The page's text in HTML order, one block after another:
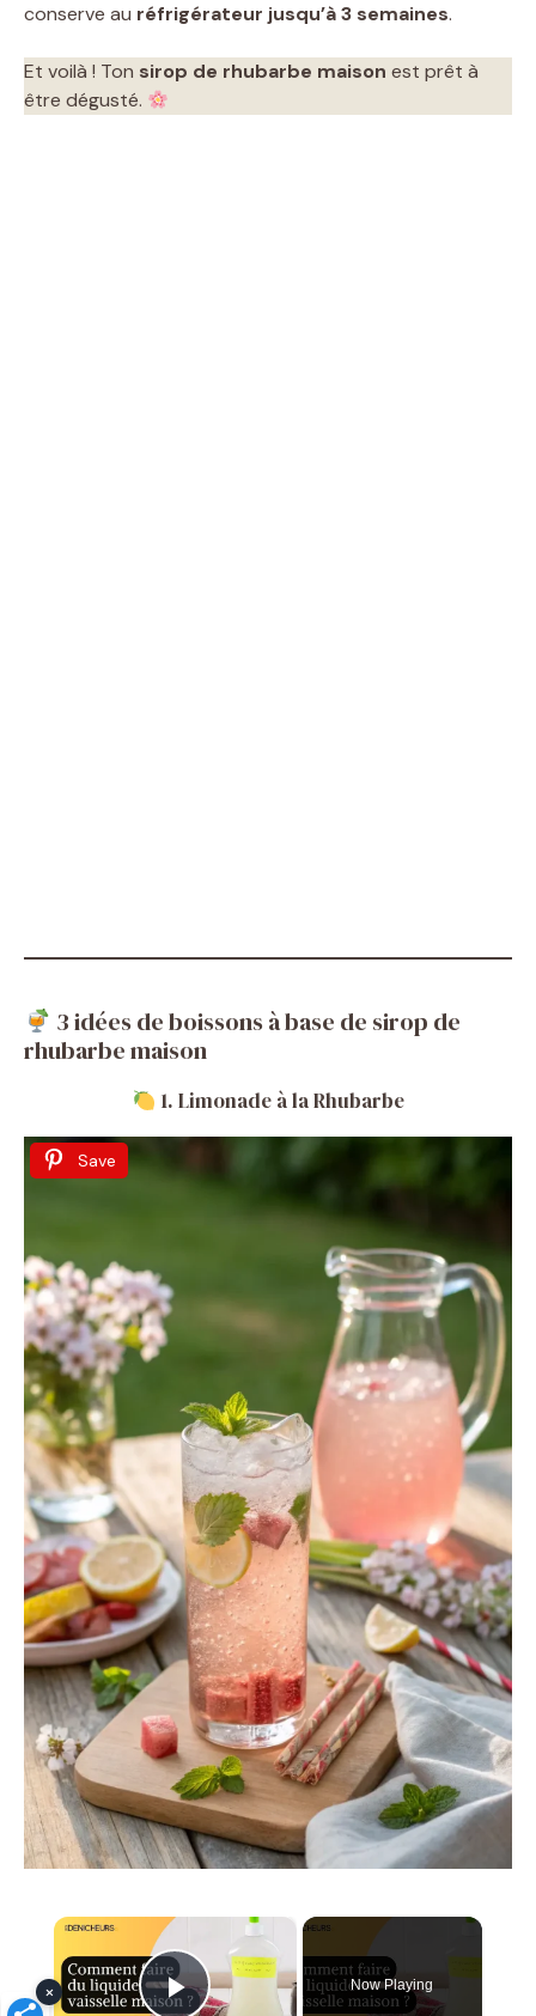
conserve au réfrigérateur jusqu’à 3 semaines.
Et voilà ! Ton sirop de rhubarbe maison est prêt à
être dégusté.
3 idées de boissons à base de sirop de
rhubarbe maison
1. Limonade à la Rhubarbe
Save
Now Playing
×